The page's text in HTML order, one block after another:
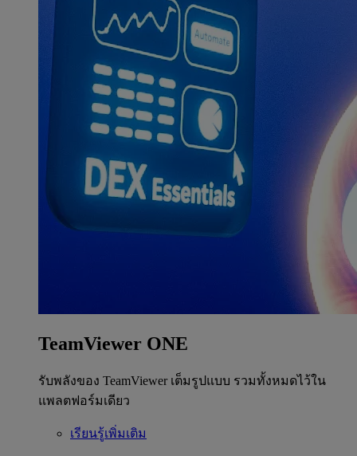
TeamViewer ONE
รับพลังของ TeamViewer เต็มรูปแบบ รวมทั้งหมดไว้ใน
แพลตฟอร์มเดียว
เรียนรู้เพิ่มเติม